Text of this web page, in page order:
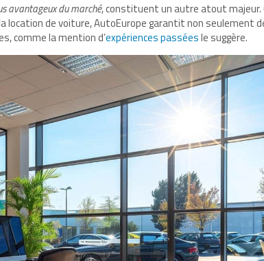
avantageux du marché, constituent un autre atout majeur.
location de voiture, AutoEurope garantit non seulement
comme la mention d’expériences passéesle suggère.